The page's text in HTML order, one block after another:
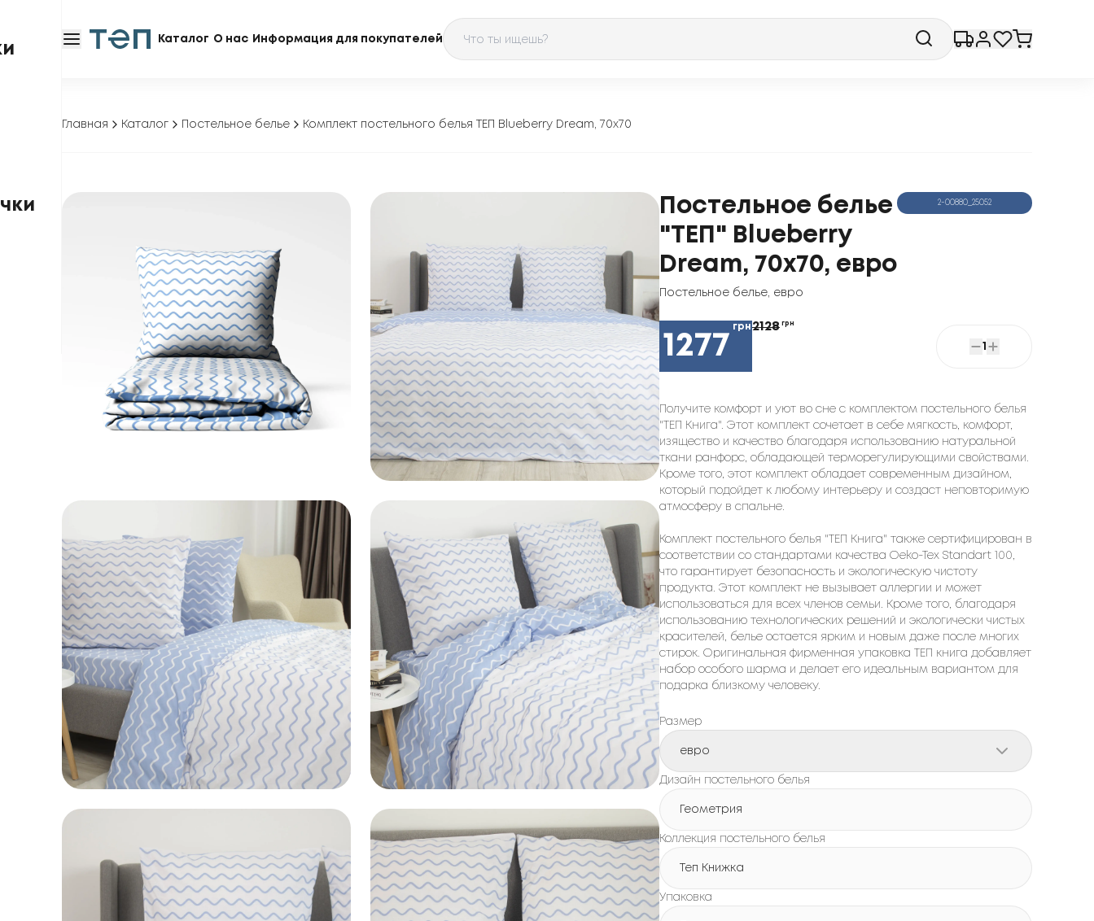
Каталог О нас Информация для покупателей
Главная Каталог Постельное белье Комплект постельного белья ТЕП Blueberry Dream, 70x70
Постельное белье
"ТЕП" Blueberry
Dream, 70x70, евро
Постельное белье евро
2-00880_25052
1277
грн2128 грн
1
Получите комфорт и уют во сне с комплектом постельного белья
"ТЕП Книга". Этот комплект сочетает в себе мягкость, комфорт,
изящество и качество благодаря использованию натуральной
ткани ранфорс, обладающей терморегулирующими свойствами.
Кроме того, этот комплект обладает современным дизайном,
который подойдет к любому интерьеру и создаст неповторимую
атмосферу в спальне.
Комплект постельного белья "ТЕП Книга" также сертифицирован в
соответствии со стандартами качества Oeko-Tex Standart 100,
что гарантирует безопасность и экологическую чистоту
продукта. Этот комплект не вызывает аллергии и может
использоваться для всех членов семьи. Кроме того, благодаря
использованию технологических решений и экологически чистых
красителей, белье остается ярким и новым даже после многих
стирок. Оригинальная фирменная упаковка ТЕП книга добавляет
набор особого шарма и делает его идеальным вариантом для
подарка близкому человеку.
Размер
евро
Дизайн постельного белья
Геометрия
Коллекция постельного белья
Теп Книжка
Упаковка